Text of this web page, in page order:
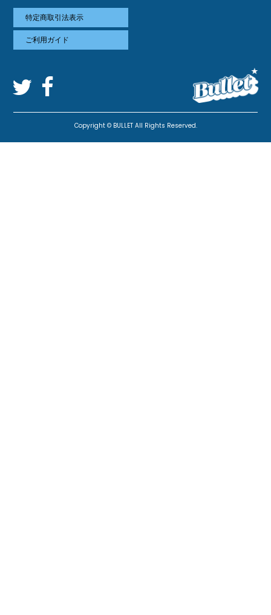
特定商取引法表示
ご利用ガイド
Copyright © BULLET All Rights Reserved.